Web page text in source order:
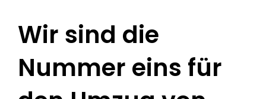
Wir sind die
Nummer eins für